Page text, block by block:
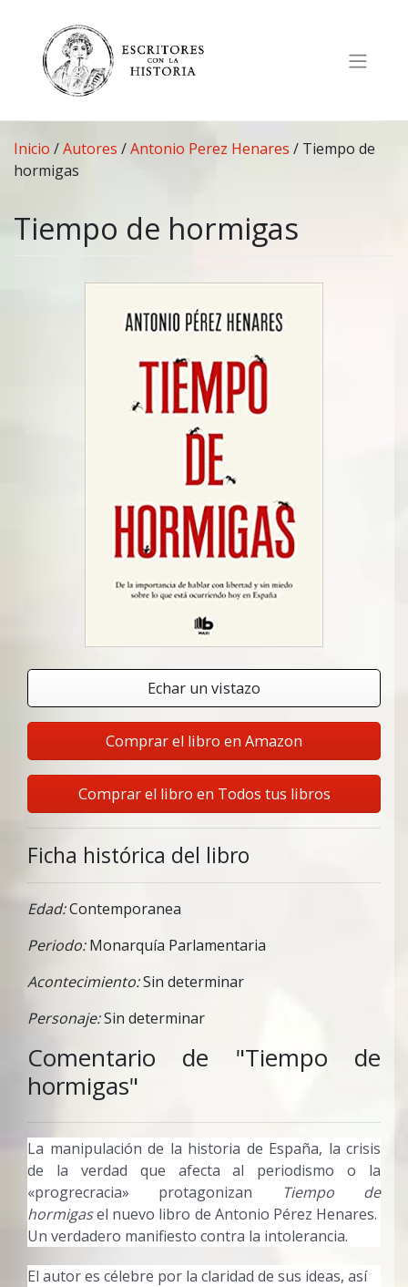
contenido
Inicio /Autores /Antonio Perez Henares / Tiempo de
hormigas
Tiempo de hormigas
Echar un vistazo
Comprar el libro en Amazon
Comprar el libro en Todos tus libros
Ficha histórica del libro
Edad:Contemporanea
Periodo:Monarquía Parlamentaria
Acontecimiento:Sin determinar
Personaje:Sin determinar
Comentario de "Tiempo de
hormigas"
La manipulación de la historia de España, la crisis
de la verdad que afecta al periodismo o la
«progrecracia» protagonizan
Tiempo de
hormigasel nuevo libro de Antonio Pérez Henares.
Un verdadero manifiesto contra la intolerancia.
El autor es célebre por la claridad de sus ideas, así